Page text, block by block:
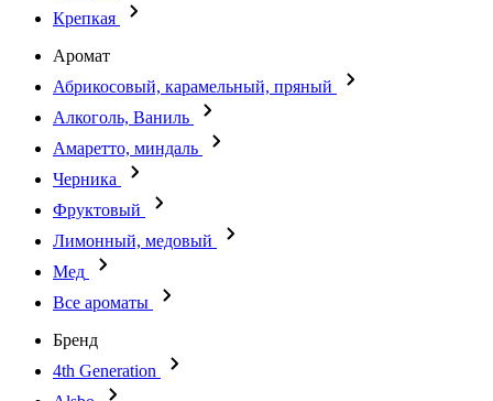
Крепкая
Аромат
Абрикосовый, карамельный, пряный
Алкоголь, Ваниль
Амаретто, миндаль
Черника
Фруктовый
Лимонный, медовый
Мед
Все ароматы
Бренд
4th Generation